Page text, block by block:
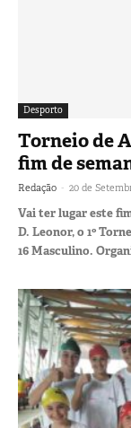
Desporto
Torneio de
fim de
Redação - 20 de
Vai ter lugar este
D. Leonor, o 1º
16 Masculino.